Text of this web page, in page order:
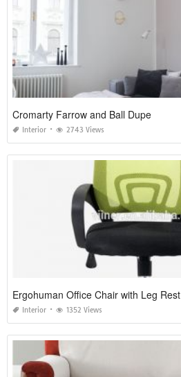
Cromarty Farrow and Ball Dupe
Interior 2743 Views
Ergohuman Office Chair with Leg Rest
Interior 1352 Views